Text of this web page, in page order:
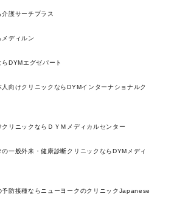
護サーチプラス
ディルン
DYMエグゼパート
向けクリニックならDYMインターナショナルク
リニックならＤＹＭメディカルセンター
一般外来・健康診断クリニックならDYMメディ
予防接種ならニューヨークのクリニックJapanese